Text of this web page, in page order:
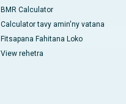
BMR Calculator
Calculator tavy amin'ny vatana
Fitsapana Fahitana Loko
View rehetra